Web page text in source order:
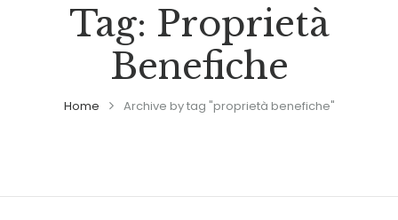
Tag: Proprietà
Benefiche
Home Archive by tag "proprietà benefiche"